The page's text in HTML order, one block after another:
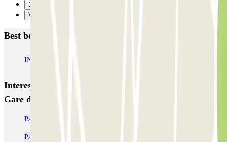
1
Verzenden
Best beoordeelde parkeergarages in Ivry-Sur-Seine
INDIGO Quai d'Ivry
Interessante plaatsen en evenementen dichtbij Lénine -
Gare d'Ivry sur Seine Zenpark
Park and Ride Parijs | Parkeren buiten Parijs metro
Parkeren bij de Universiteit van Parijs - Campus Grands Moulins